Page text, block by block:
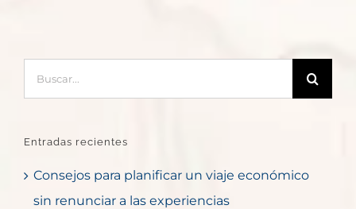
Entradas recientes
Consejos para planificar un viaje económico
sin renunciar a las experiencias